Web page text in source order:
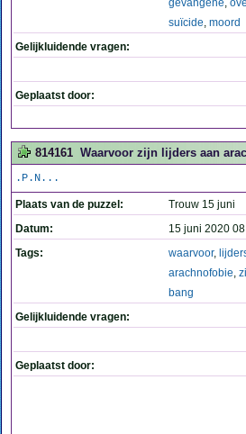
gevangene,
suïcide, moord
Gelijkluidende vragen:
Geplaatst door:
814161 Waarvoor zijn lijders aan
.P.N...
Plaats van de puzzel:
Trouw 15 juni
Datum:
15 juni 2020
Tags:
waarvoor,
arachnofobie,
bang
Gelijkluidende vragen:
Geplaatst door: